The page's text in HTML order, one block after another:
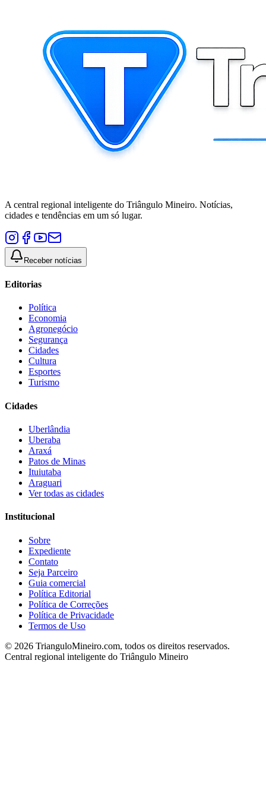
A central regional inteligente do Triângulo Mineiro. Notícias,
cidades e tendências em um só lugar.
Receber notícias
Editorias
Política
Economia
Agronegócio
Segurança
Cidades
Cultura
Esportes
Turismo
Cidades
Uberlândia
Uberaba
Araxá
Patos de Minas
Ituiutaba
Araguari
Ver todas as cidades
Institucional
Sobre
Expediente
Contato
Seja Parceiro
Guia comercial
Política Editorial
Política de Correções
Política de Privacidade
Termos de Uso
© 2026 TrianguloMineiro.com, todos os direitos reservados.
Central regional inteligente do Triângulo Mineiro